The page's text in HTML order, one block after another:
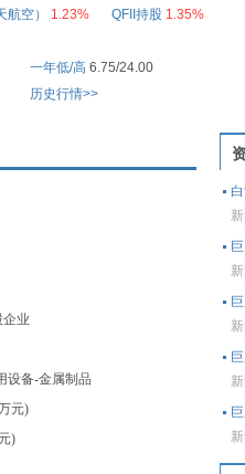
空） 1.23% QFII持股 1.35%
一年低/高 6.75/24.00
历史行情>>
企业
设备-金属制品
元)
)